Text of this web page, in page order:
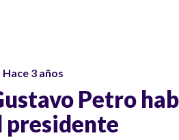
Hace 3 años
Petro
presidente